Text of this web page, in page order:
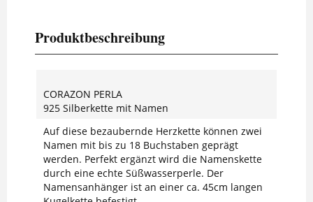
Produktbeschreibung
CORAZON PERLA
925 Silberkette mit Namen
Auf diese bezaubernde Herzkette können zwei
Namen mit bis zu 18 Buchstaben geprägt
werden. Perfekt ergänzt wird die Namenskette
durch eine echte Süßwasserperle. Der
Namensanhänger ist an einer ca. 45cm langen